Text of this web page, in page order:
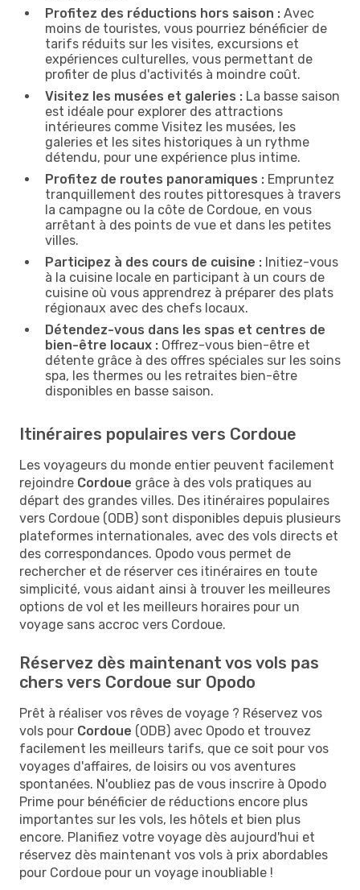
Profitez des réductions hors saison : Avec
moins de touristes, vous pourriez bénéficier de
tarifs réduits sur les visites, excursions et
expériences culturelles, vous permettant de
profiter de plus d'activités à moindre coût.
Visitez les musées et galeries : La basse saison
est idéale pour explorer des attractions
intérieures comme Visitez les musées, les
galeries et les sites historiques à un rythme
détendu, pour une expérience plus intime.
Profitez de routes panoramiques : Empruntez
tranquillement des routes pittoresques à travers
la campagne ou la côte de Cordoue, en vous
arrêtant à des points de vue et dans les petites
villes.
Participez à des cours de cuisine : Initiez-vous
à la cuisine locale en participant à un cours de
cuisine où vous apprendrez à préparer des plats
régionaux avec des chefs locaux.
Détendez-vous dans les spas et centres de
bien-être locaux : Offrez-vous bien-être et
détente grâce à des offres spéciales sur les soins
spa, les thermes ou les retraites bien-être
disponibles en basse saison.
Itinéraires populaires vers Cordoue
Les voyageurs du monde entier peuvent facilement
rejoindre Cordoue grâce à des vols pratiques au
départ des grandes villes. Des itinéraires populaires
vers Cordoue (ODB) sont disponibles depuis plusieurs
plateformes internationales, avec des vols directs et
des correspondances. Opodo vous permet de
rechercher et de réserver ces itinéraires en toute
simplicité, vous aidant ainsi à trouver les meilleures
options de vol et les meilleurs horaires pour un
voyage sans accroc vers Cordoue.
Réservez dès maintenant vos vols pas
chers vers Cordoue sur Opodo
Prêt à réaliser vos rêves de voyage ? Réservez vos
vols pour Cordoue (ODB) avec Opodo et trouvez
facilement les meilleurs tarifs, que ce soit pour vos
voyages d'affaires, de loisirs ou vos aventures
spontanées. N'oubliez pas de vous inscrire à Opodo
Prime pour bénéficier de réductions encore plus
importantes sur les vols, les hôtels et bien plus
encore. Planifiez votre voyage dès aujourd'hui et
réservez dès maintenant vos vols à prix abordables
pour Cordoue pour un voyage inoubliable !